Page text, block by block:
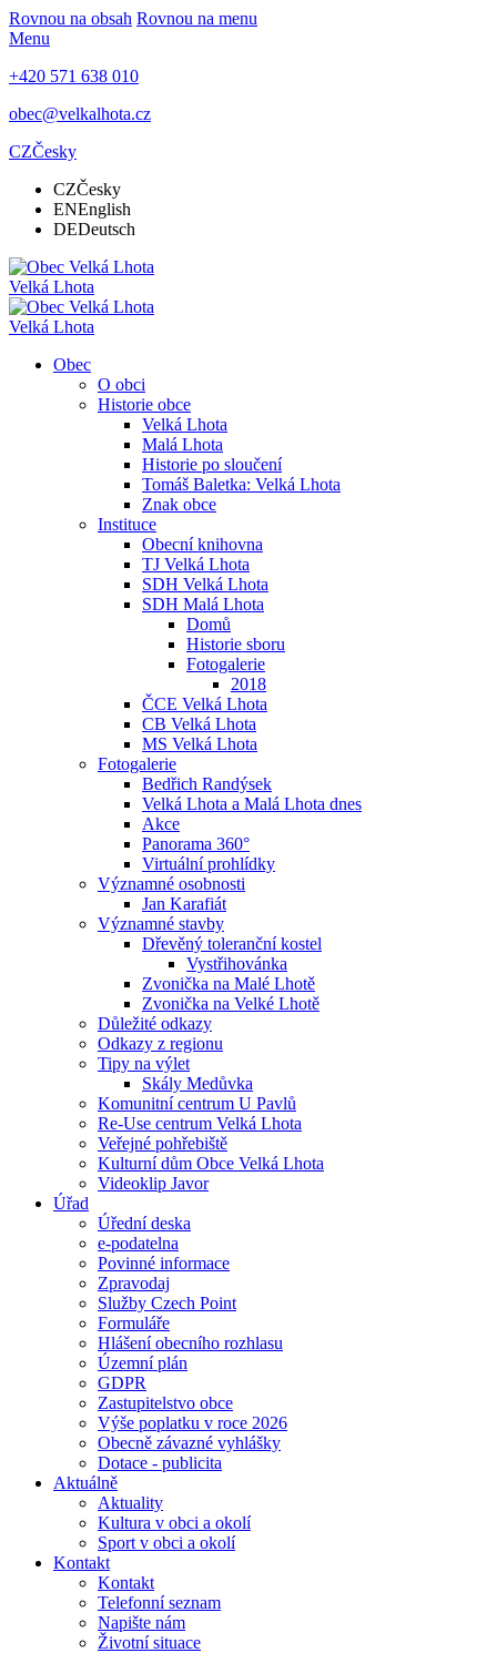
Rovnou na obsah Rovnou na menu
Menu
+420 571 638 010
obec@velkalhota.cz
CZČesky
CZČesky
ENEnglish
DEDeutsch
Velká Lhota
Velká Lhota
Obec
O obci
Historie obce
Velká Lhota
Malá Lhota
Historie po sloučení
Tomáš Baletka: Velká Lhota
Znak obce
Instituce
Obecní knihovna
TJ Velká Lhota
SDH Velká Lhota
SDH Malá Lhota
Domů
Historie sboru
Fotogalerie
2018
ČCE Velká Lhota
CB Velká Lhota
MS Velká Lhota
Fotogalerie
Bedřich Randýsek
Velká Lhota a Malá Lhota dnes
Akce
Panorama 360°
Virtuální prohlídky
Významné osobnosti
Jan Karafiát
Významné stavby
Dřevěný toleranční kostel
Vystřihovánka
Zvonička na Malé Lhotě
Zvonička na Velké Lhotě
Důležité odkazy
Odkazy z regionu
Tipy na výlet
Skály Medůvka
Komunitní centrum U Pavlů
Re-Use centrum Velká Lhota
Veřejné pohřebiště
Kulturní dům Obce Velká Lhota
Videoklip Javor
Úřad
Úřední deska
e-podatelna
Povinné informace
Zpravodaj
Služby Czech Point
Formuláře
Hlášení obecního rozhlasu
Územní plán
GDPR
Zastupitelstvo obce
Výše poplatku v roce 2026
Obecně závazné vyhlášky
Dotace - publicita
Aktuálně
Aktuality
Kultura v obci a okolí
Sport v obci a okolí
Kontakt
Kontakt
Telefonní seznam
Napište nám
Životní situace